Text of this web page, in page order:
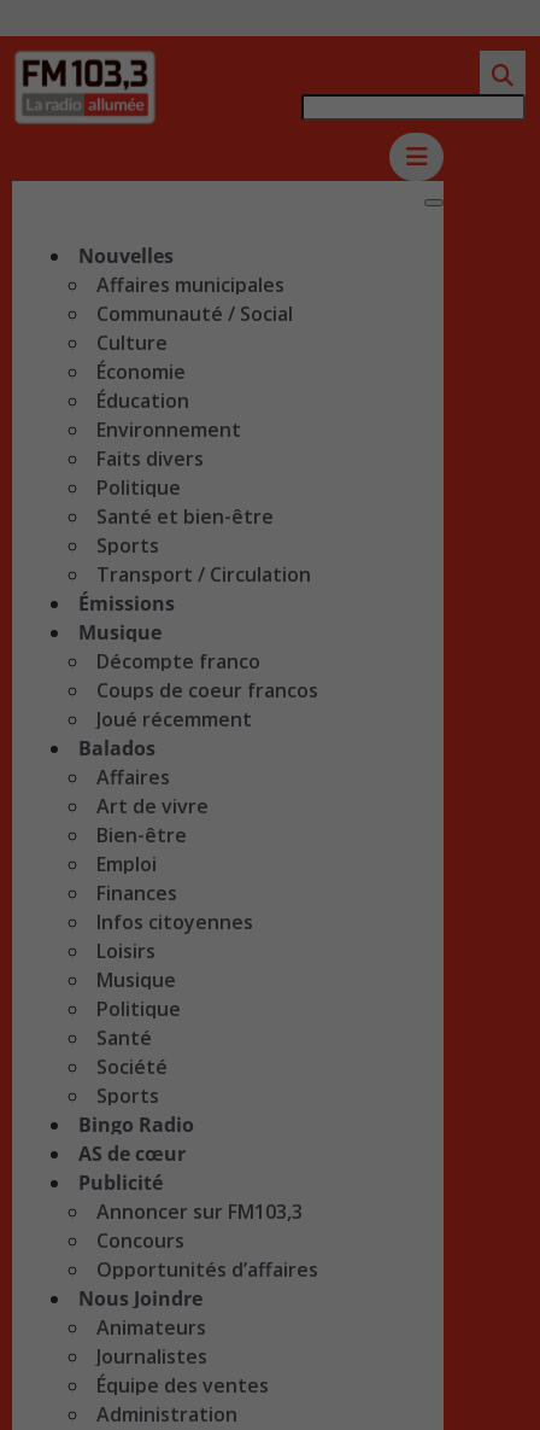
Nouvelles
Affaires municipales
Communauté / Social
Culture
Économie
Éducation
Environnement
Faits divers
Politique
Santé et bien-être
Sports
Transport / Circulation
Émissions
Musique
Décompte franco
Coups de coeur francos
Joué récemment
Balados
Affaires
Art de vivre
Bien-être
Emploi
Finances
Infos citoyennes
Loisirs
Musique
Politique
Santé
Société
Sports
Bingo Radio
AS de cœur
Publicité
Annoncer sur FM103,3
Concours
Opportunités d’affaires
Nous Joindre
Animateurs
Journalistes
Équipe des ventes
Administration